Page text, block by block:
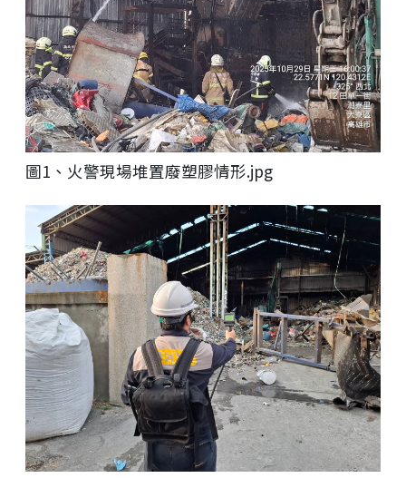
圖1、火警現場堆置廢塑膠情形.jpg